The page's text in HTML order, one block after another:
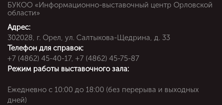
БУКОО «Информационно-выставочный центр Орловской
области»
Адрес:
302028, г. Орел, ул. Салтыкова-Щедрина, д. 33
Телефон для справок:
+7 (4862) 45-40-17, +7 (4862) 45-75-87
Режим работы выставочного зала:
Ежедневно c 10:00 до 18:00 (без перерыва и выходных
дней)